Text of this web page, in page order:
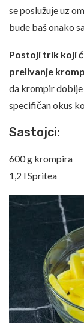
se poslužuje uz
bude baš onako
Postoji trik koji
prelivanje
da krompir dobije
specifičan okus
Sastojci:
600 g krompira
1,2 l Spritea